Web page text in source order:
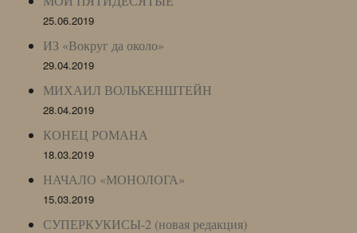
25.06.2019
ИЗ «Вокруг да около»
29.04.2019
МИХАИЛ ВОЛЬКЕНШТЕЙН
28.04.2019
КОНЕЦ РОМАНА
18.03.2019
НАЧАЛО «МОНОЛОГА»
15.03.2019
СУПЕРКУКИСЫ-2 (новая редакция)